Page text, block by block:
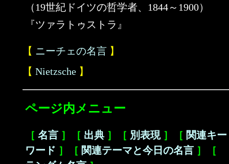
（19世紀ドイツの哲学者、1844～1900）
『ツァラトゥストラ』
【 ニーチェの名言 】
【 Nietzsche 】
ページ内メニュー
［ 名言 ］［ 出典 ］［ 別表現］［ 関連キー
ワード ］［ 関連テーマと今日の名言 ］［